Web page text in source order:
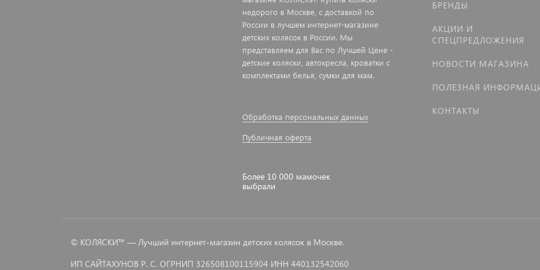
недорого в Москве, с доставкой по
России в лучшем интернет-магазине
детских колясок в России. Мы
представляем для Вас по Лучшей Цене -
детские коляски, автокресла, кроватки с
комплектами белья, сумки для мам.
Обработка персональных данных
Публичная оферта
Более 10 000 мамочек
выбрали
БРЕНДЫ
АКЦИИ И
СПЕЦПРЕДЛОЖЕНИЯ
НОВОСТИ МАГАЗИНА
ПОЛЕЗНАЯ
КОНТАКТЫ
© КОЛЯСКИ™ — Лучший интернет-магазин детских колясок в Москве.
ИП САЙТАХУНОВ Р. С. ОГРНИП 326508100115904 ИНН 440132542060